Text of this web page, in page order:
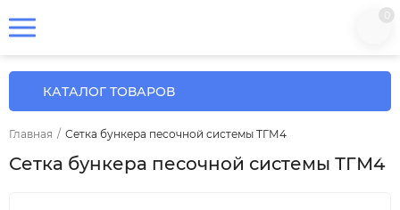
КАТАЛОГ ТОВАРОВ
Главная / Сетка бункера песочной системы ТГМ4
Сетка бункера песочной системы ТГМ4